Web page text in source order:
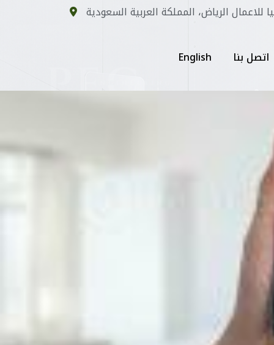
للاعمال الرياض، المملكة العربية السعودية
اتصل بنا English